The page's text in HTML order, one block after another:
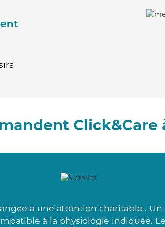
Click&Care
à une attention charitable .
à la physiologie indiquée.